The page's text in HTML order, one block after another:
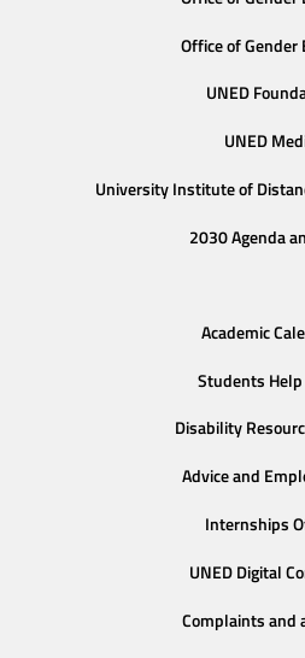
Office of Gender
UNED
UNED
University Institute of
2030 Agenda
Academic
Students
Disability
Advice and
Internships
UNED Digital
Complaints and